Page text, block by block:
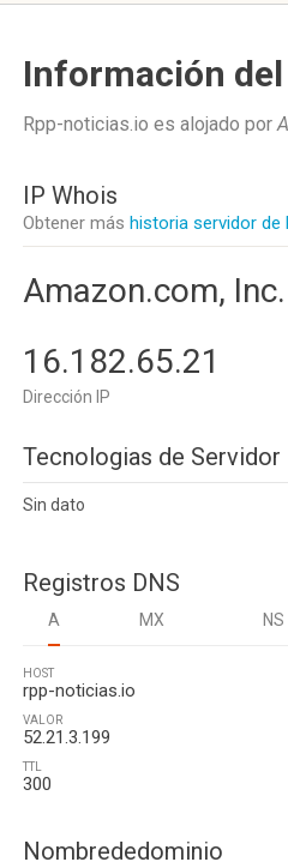
Información
Rpp-noticias.io es alojado por
IP Whois
Obtener más historia servidor de
Amazon.com, Inc.
16.182.65.21
Dirección IP
Tecnologias de Servidor
Sin dato
Registros DNS
A MX NS
HOST
rpp-noticias.io
VALOR
52.21.3.199
TTL
300
Nombrededominio